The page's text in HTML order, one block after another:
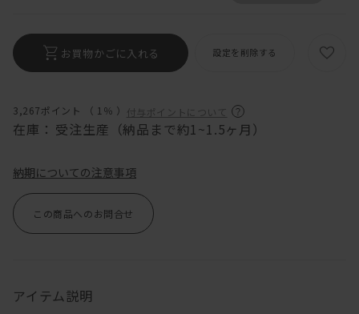
3,267ポイント （ 1％ ） 付与ポイントについて
在庫： 受注生産（納品まで約1~1.5ヶ月）
お買物かごに入れる 設定を削除する
納期についての注意事項
この商品へのお問合せ
アイテム説明